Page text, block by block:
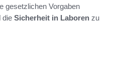
gesetzlichen Vorgaben
die Sicherheit in Laboren zu